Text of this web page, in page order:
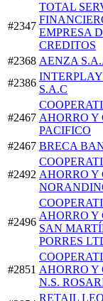
#2347
TOTAL
EMPRESA
CREDITOS
#2368 AENZA
#2386
S.A.C
#2467 AHORRO Y
PACIFICO
#2467 BRECA
#2492 AHORRO Y
#2496
AHORRO Y
SAN
PORRES
#2851 AHORRO Y
N.S.
RETAIL